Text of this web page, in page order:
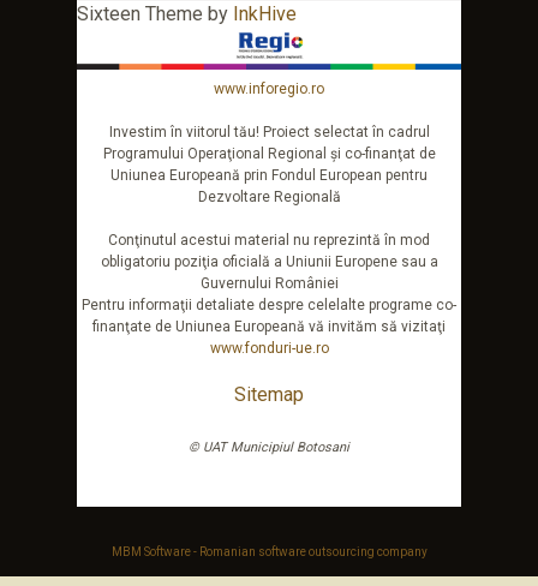
Sixteen Theme by InkHive
www.inforegio.ro
Investim în viitorul tău! Proiect selectat în cadrul
Programului Operaţional Regional şi co-finanţat de
Uniunea Europeană prin Fondul European pentru
Dezvoltare Regională
Conţinutul acestui material nu reprezintă în mod
obligatoriu poziţia oficială a Uniunii Europene sau a
Guvernului României
Pentru informaţii detaliate despre celelalte programe co-
finanţate de Uniunea Europeană vă invităm să vizitaţi
www.fonduri-ue.ro
Sitemap
© UAT Municipiul Botosani
MBM Software - Romanian software outsourcing company